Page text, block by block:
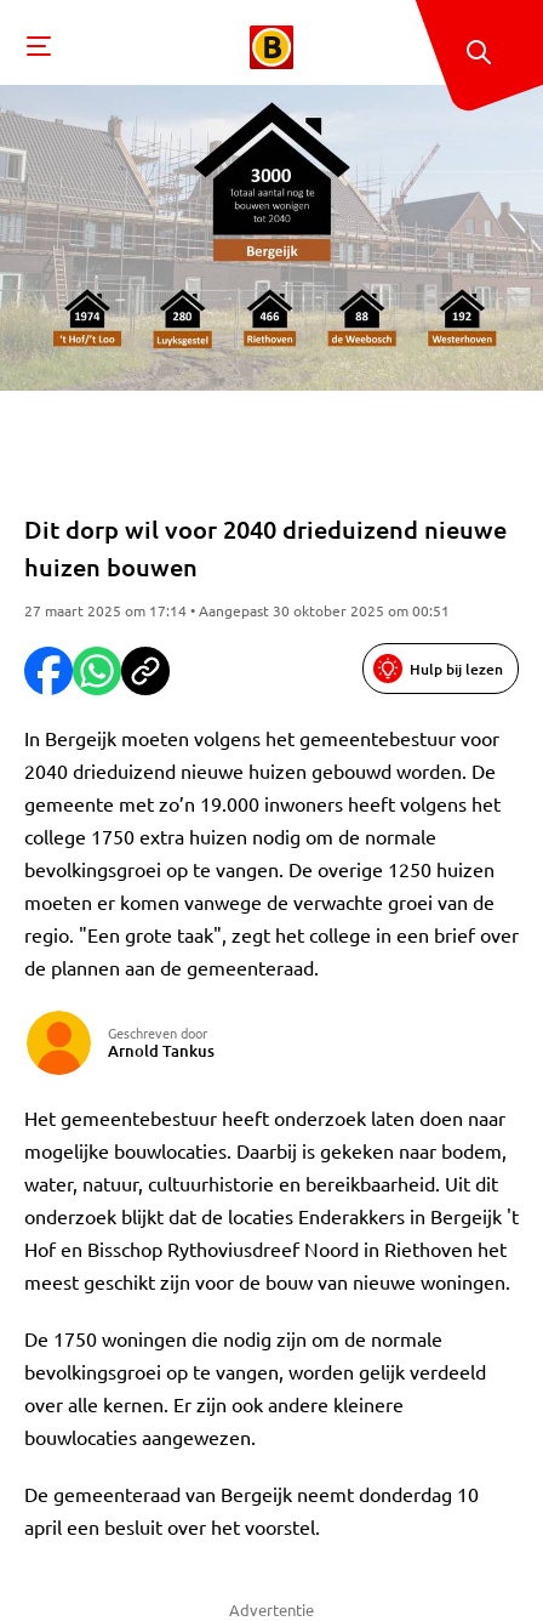
Dit dorp wil voor 2040 drieduizend nieuwe
huizen bouwen
27 maart 2025 om 17:14 • Aangepast 30 oktober 2025 om 00:51
Hulp bij lezen
In Bergeijk moeten volgens het gemeentebestuur voor
2040 drieduizend nieuwe huizen gebouwd worden. De
gemeente met zo’n 19.000 inwoners heeft volgens het
college 1750 extra huizen nodig om de normale
bevolkingsgroei op te vangen. De overige 1250 huizen
moeten er komen vanwege de verwachte groei van de
regio. "Een grote taak", zegt het college in een brief over
de plannen aan de gemeenteraad.
Geschreven door
Arnold Tankus
Het gemeentebestuur heeft onderzoek laten doen naar
mogelijke bouwlocaties. Daarbij is gekeken naar bodem,
water, natuur, cultuurhistorie en bereikbaarheid. Uit dit
onderzoek blijkt dat de locaties Enderakkers in Bergeijk 't
Hof en Bisschop Rythoviusdreef Noord in Riethoven het
meest geschikt zijn voor de bouw van nieuwe woningen.
De 1750 woningen die nodig zijn om de normale
bevolkingsgroei op te vangen, worden gelijk verdeeld
over alle kernen. Er zijn ook andere kleinere
bouwlocaties aangewezen.
De gemeenteraad van Bergeijk neemt donderdag 10
april een besluit over het voorstel.
Advertentie